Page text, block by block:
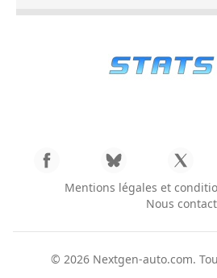
Mentions légales et
Nous
© 2026 Nextgen-auto.com.